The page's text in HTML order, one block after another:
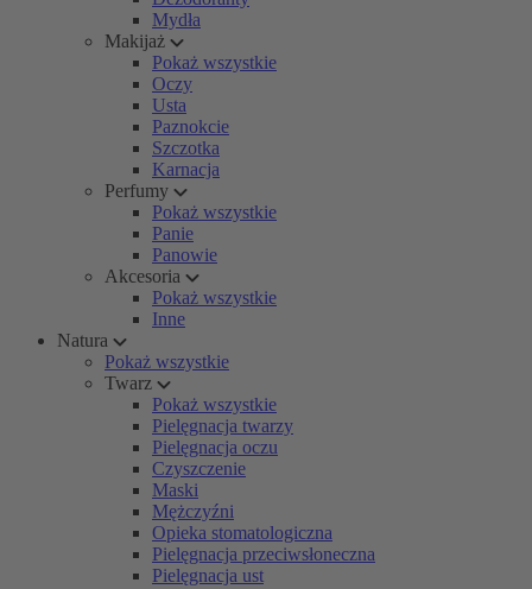
Mydła
Makijaż
Pokaż wszystkie
Oczy
Usta
Paznokcie
Szczotka
Karnacja
Perfumy
Pokaż wszystkie
Panie
Panowie
Akcesoria
Pokaż wszystkie
Inne
Natura
Pokaż wszystkie
Twarz
Pokaż wszystkie
Pielęgnacja twarzy
Pielęgnacja oczu
Czyszczenie
Maski
Mężczyźni
Opieka stomatologiczna
Pielęgnacja przeciwsłoneczna
Pielęgnacja ust